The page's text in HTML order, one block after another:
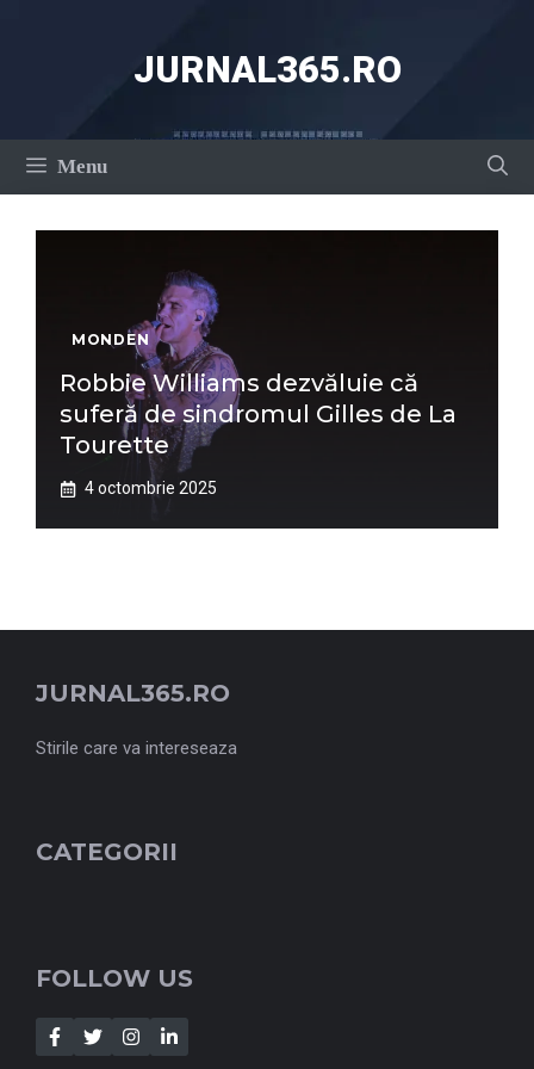
JURNAL365.RO
Menu
MONDEN
Robbie Williams dezvăluie că
suferă de sindromul Gilles de La
Tourette
4 octombrie 2025
JURNAL365.RO
Stirile care va intereseaza
CATEGORII
FOLLOW US